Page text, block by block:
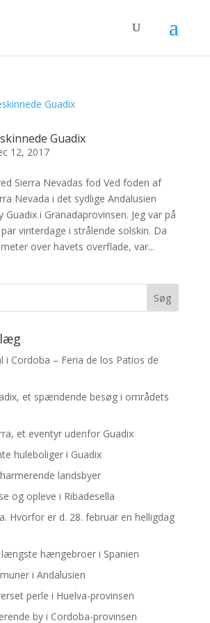
Guadix
12, 2017
Sierra Nevadas fod Ved foden af
Nevada i det sydlige Andalusien
Guadix i Granadaprovinsen. Jeg var på
vinterdage i strålende solskin. Da
over havets overflade, var...
i Cordoba – Feria de los Patios de
et spændende besøg i områdets
et eventyr udenfor Guadix
huleboliger i Guadix
landsbyer
og opleve i Ribadesella
Hvorfor er d. 28. februar en helligdag
hængebroer i Spanien
i Andalusien
perle i Huelva-provinsen
by i Cordoba-provinsen